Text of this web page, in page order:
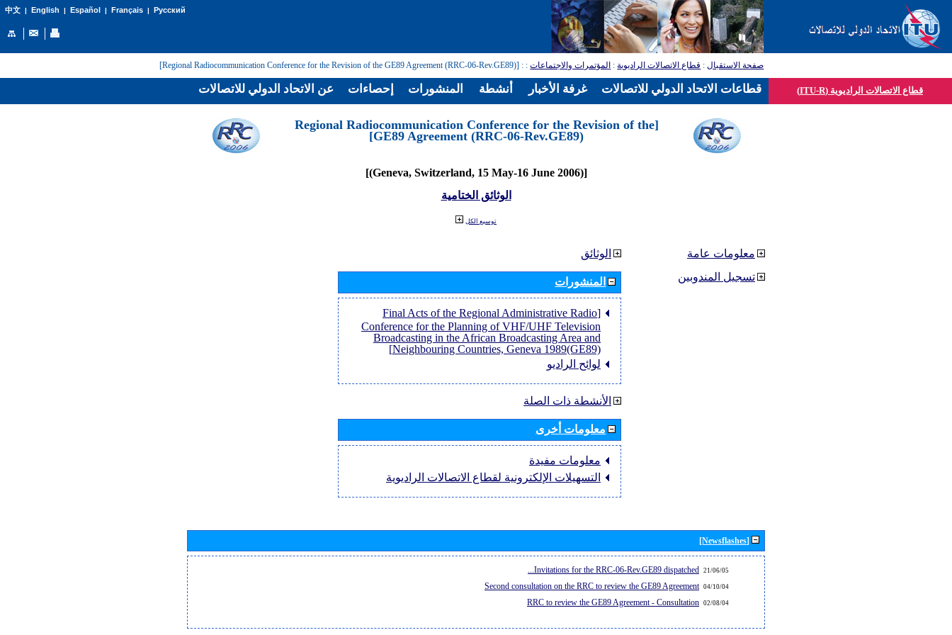
中文| English | Español | Français| Русский
صفحة الاستقبال: قطاع الاتصالات الراديوية: المؤتمرات والاجتماعات:
: [Regional Radiocommunication Conference for the Revision of the GE89 Agreement (RRC-06-Rev.GE89)]
قطاع الاتصالات الراديوية (ITU-R)
[Regional Radiocommunication Conference for the Revision of the
GE89 Agreement (RRC-06-Rev.GE89)]
[(Geneva, Switzerland, 15 May-16 June 2006)]
الوثائق الختامية
توسيع الكل
الوثائق
المنشورات
[Final Acts of the Regional Administrative Radio
Conference for the Planning of VHF/UHF Television
Broadcasting in the African Broadcasting Area and
Neighbouring Countries, Geneva 1989(GE89)]
لوائح الراديو
الأنشطة ذات الصلة
معلومات أخرى
معلومات مفيدة
التسهيلات الإلكترونية لقطاع الاتصالات الراديوية
معلومات عامة
تسجيل المندوبين
[Newsflashes]
21/06/05
Invitations for the RRC-06-Rev.GE89 dispatched...
04/10/04
Second consultation on the RRC to review the GE89 Agreement
02/08/04
RRC to review the GE89 Agreement - Consultation
عن الاتحاد الدولي للاتصالات إحصاءات المنشورات أنشطة غرفة الأخبار قطاعات الاتحاد الدولي للاتصالات